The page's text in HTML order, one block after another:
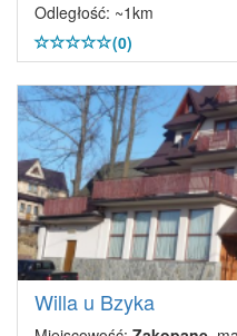
Odległość: ~1km
(0)
Willa u Bzyka